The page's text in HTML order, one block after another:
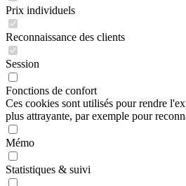
Prix individuels
Reconnaissance des clients
Session
Fonctions de confort
Ces cookies sont utilisés pour rendre
plus attrayante, par exemple pour
Mémo
Statistiques & suivi